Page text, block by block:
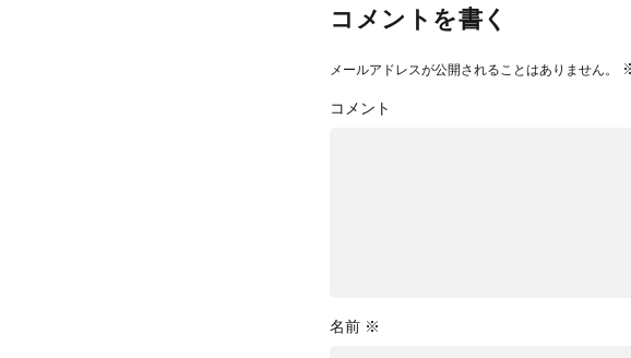
コメントを書く
メールアドレスが公開されることはありません。
コメント
名前 ※